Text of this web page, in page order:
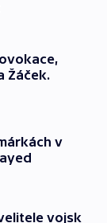
Žáček.
v
vojsk